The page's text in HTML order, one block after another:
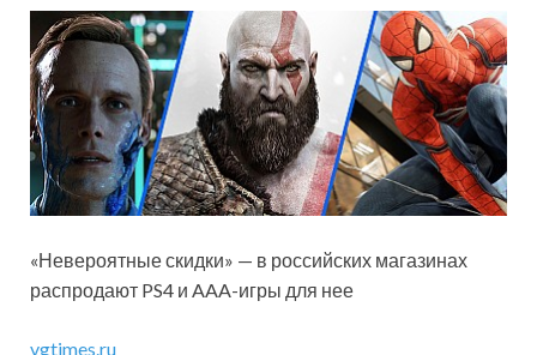
«Невероятные скидки» — в российских магазинах
распродают PS4 и AAA-игры для нее
vgtimes.ru